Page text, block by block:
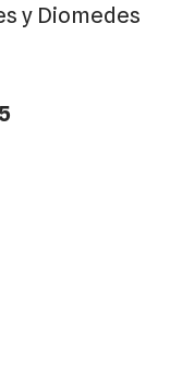
y Diomedes